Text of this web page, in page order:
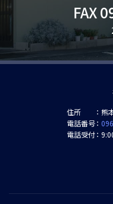
FAX
住所
熊
電話番号
電話受付